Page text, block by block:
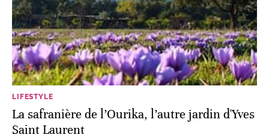
LIFESTYLE
La safranière de l’Ourika, l’autre jardin d'Yves
Saint Laurent